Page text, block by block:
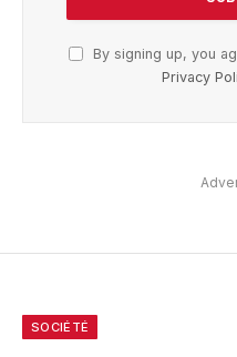
By signing up, you
Privacy
SOCIÉTÉ